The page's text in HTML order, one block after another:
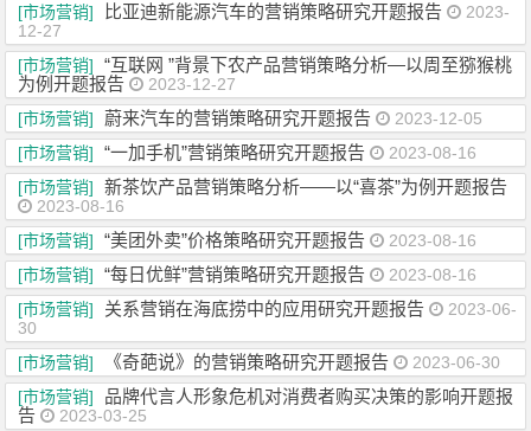
[市场营销]
比亚迪新能源汽车的营销策略研究开题报告
2023-
12-27
[市场营销]
“互联网 ”背景下农产品营销策略分析—以周至猕猴桃
为例开题报告
2023-12-27
[市场营销]
蔚来汽车的营销策略研究开题报告
2023-12-05
[市场营销]
“一加手机”营销策略研究开题报告
2023-08-16
[市场营销]
新茶饮产品营销策略分析——以“喜茶”为例开题报告
2023-08-16
[市场营销]
“美团外卖”价格策略研究开题报告
2023-08-16
[市场营销]
“每日优鲜”营销策略研究开题报告
2023-08-16
[市场营销]
关系营销在海底捞中的应用研究开题报告
2023-06-
30
[市场营销]
《奇葩说》的营销策略研究开题报告
2023-06-30
[市场营销]
品牌代言人形象危机对消费者购买决策的影响开题报
告
2023-03-25